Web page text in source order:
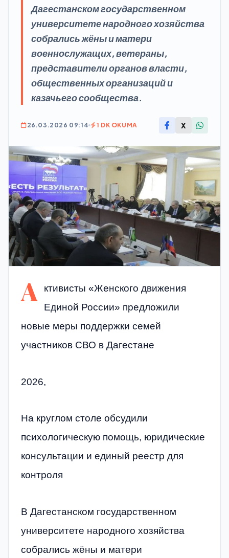
Дагестанском государственном
университете народного хозяйства
собрались жёны и матери
военнослужащих, ветераны,
представители органов власти,
общественных организаций и
казачьего сообщества.
26.03.2026 09:14 1 DK OKUMA X
А
ктивисты «Женского движения
Единой России» предложили
новые меры поддержки семей
участников СВО в Дагестане
2026,
На круглом столе обсудили
психологическую помощь, юридические
консультации и единый реестр для
контроля
В Дагестанском государственном
университете народного хозяйства
собрались жёны и матери